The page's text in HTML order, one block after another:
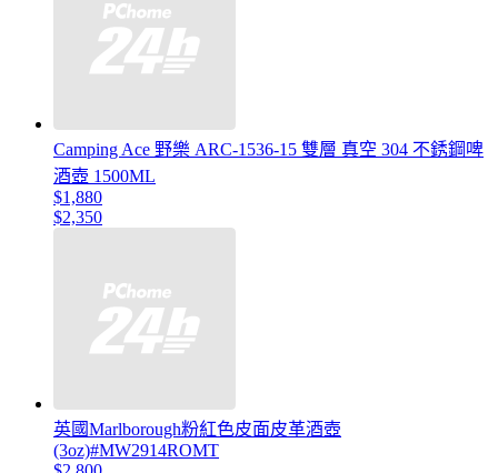
Camping Ace 野樂 ARC-1536-15 雙層 真空 304 不銹鋼啤
酒壺 1500ML
$1,880
$2,350
英國Marlborough粉紅色皮面皮革酒壺
(3oz)#MW2914ROMT